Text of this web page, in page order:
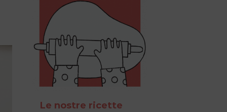
Le nostre ricette